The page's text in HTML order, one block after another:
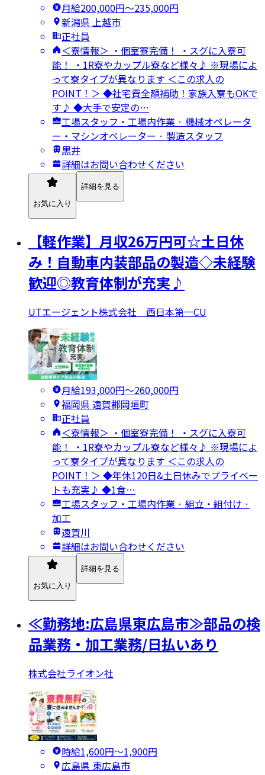
月給200,000円〜235,000円
新潟県 上越市
正社員
＜寮情報＞ ・個室寮完備！ ・スグに入寮可
能！ ・1R寮やカップル寮など様々♪ ※現場によ
って寮タイプが異なります ＜この求人の
POINT！＞ ◆社宅費全額補助！家族入寮もOKで
す♪ ◆大手で安定の…
工場スタッフ・工場内作業 · 機械オペレータ
ー・マシンオペレーター · 製造スタッフ
黒井
詳細はお問い合わせください
お気に入り
詳細を見る
【軽作業】月収26万円可☆土日休
み！自動車内装部品の製造◇未経験
歓迎◎教育体制が充実♪
UTエージェント株式会社 西日本第一CU
月給193,000円〜260,000円
福岡県 遠賀郡岡垣町
正社員
＜寮情報＞ ・個室寮完備！ ・スグに入寮可
能！ ・1R寮やカップル寮など様々♪ ※現場によ
って寮タイプが異なります ＜この求人の
POINT！＞ ◆年休120日&土日休みでプライベー
トも充実♪ ◆1食…
工場スタッフ・工場内作業 · 組立・組付け ·
加工
遠賀川
詳細はお問い合わせください
お気に入り
詳細を見る
≪勤務地:広島県東広島市≫部品の検
品業務・加工業務/日払いあり
株式会社ライオン社
時給1,600円〜1,900円
広島県 東広島市